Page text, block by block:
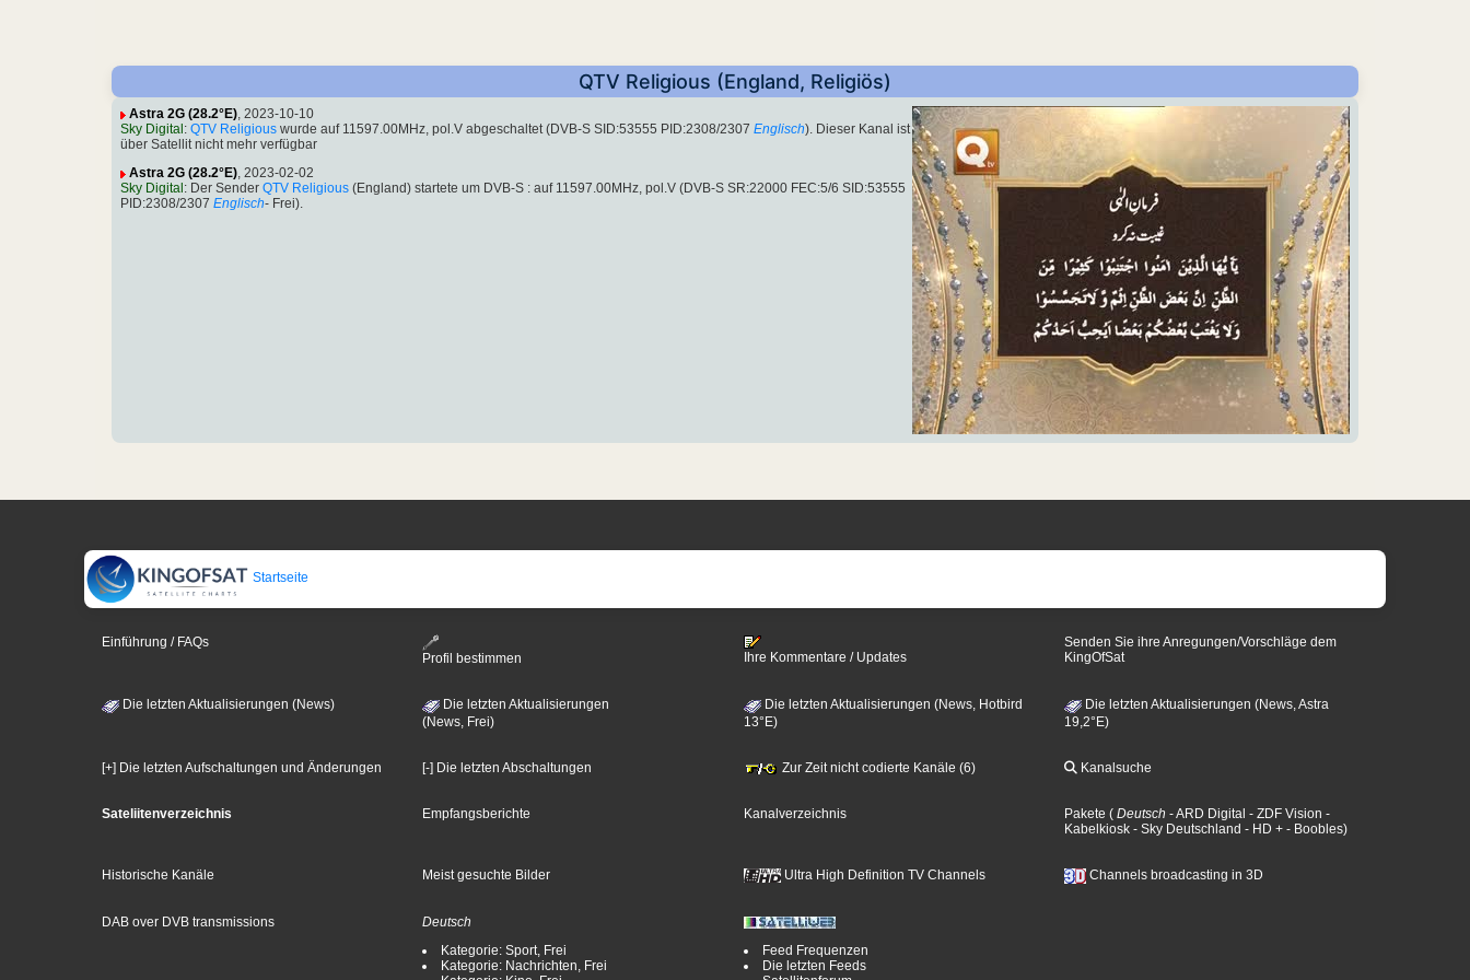
QTV Religious (England, Religiös)
Astra 2G (28.2°E), 2023-10-10
Sky Digital : QTV Religious wurde auf 11597.00MHz, pol.V abgeschaltet (DVB-S SID:53555 PID:2308/2307 Englisch). Dieser Kanal ist
über Satellit nicht mehr verfügbar
Astra 2G (28.2°E), 2023-02-02
Sky Digital : Der Sender QTV Religious (England) startete um DVB-S : auf 11597.00MHz, pol.V (DVB-S SR:22000 FEC:5/6 SID:53555
PID:2308/2307 Englisch- Frei).
Startseite
Einführung / FAQs
Profil bestimmen
Ihre Kommentare / Updates
Senden Sie ihre Anregungen/Vorschläge dem
KingOfSat
Die letzten Aktualisierungen (News)
Die letzten Aktualisierungen
(News, Frei)
Die letzten Aktualisierungen (News, Hotbird
13°E)
Die letzten Aktualisierungen (News, Astra
19,2°E)
[+] Die letzten Aufschaltungen und Änderungen [-] Die letzten Abschaltungen Zur Zeit nicht codierte Kanäle (6) Kanalsuche
Sateliitenverzeichnis Empfangsberichte Kanalverzeichnis Pakete ( Deutsch - ARD Digital - ZDF Vision -
Kabelkiosk - Sky Deutschland - HD + - Boobles)
Historische Kanäle Meist gesuchte Bilder Ultra High Definition TV Channels Channels broadcasting in 3D
DAB over DVB transmissions
Deutsch
Kategorie: Sport, Frei
Kategorie: Nachrichten, Frei
Feed Frequenzen
Die letzten Feeds